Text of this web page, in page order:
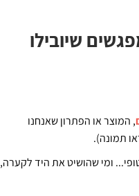
שיובילו
, המוצר או הפתרון שאנחנו
תמונה).
ומי שהושיט את היד לקערה,